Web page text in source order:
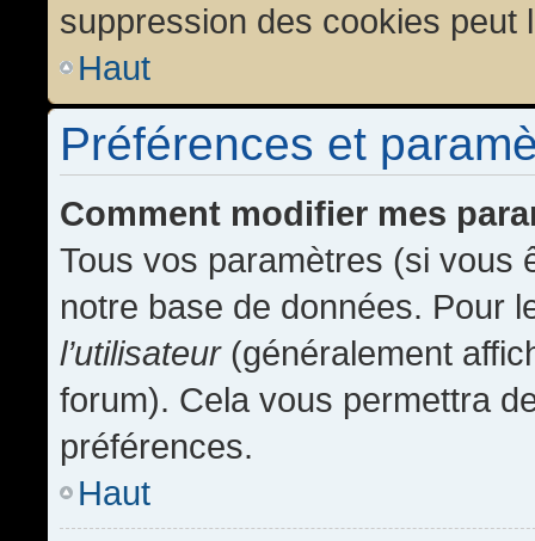
suppression des cookies peut
Haut
Préférences et
Comment modifier mes
Tous vos paramètres (si vous
notre base de données. Pour
l’utilisateur(généralement
forum). Cela vous permettra
préférences.
Haut